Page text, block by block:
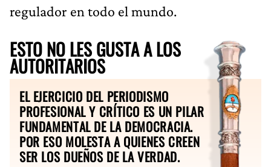
regulador en todo el mundo.
ESTO NO LES GUSTA A LOS
AUTORITARIOS
EL EJERCICIO DEL PERIODISMO
PROFESIONAL Y CRÍTICO ES UN PILAR
FUNDAMENTAL DE LA DEMOCRACIA.
POR ESO MOLESTA A QUIENES CREEN
SER LOS DUEÑOS DE LA VERDAD.